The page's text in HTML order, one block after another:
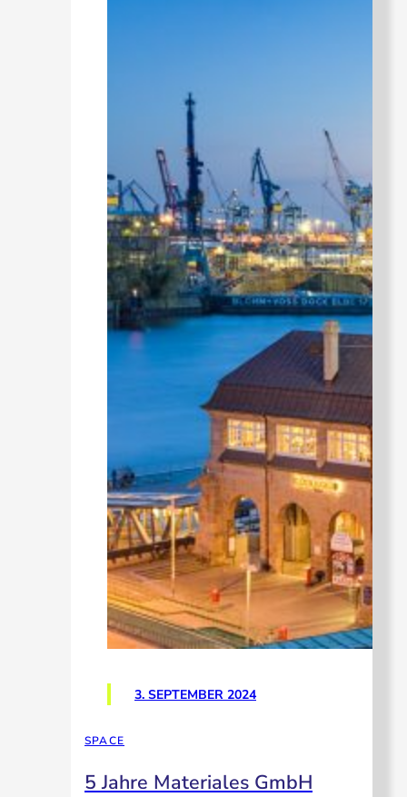
3. SEPTEMBER 2024
SPACE
5 Jahre Materiales GmbH